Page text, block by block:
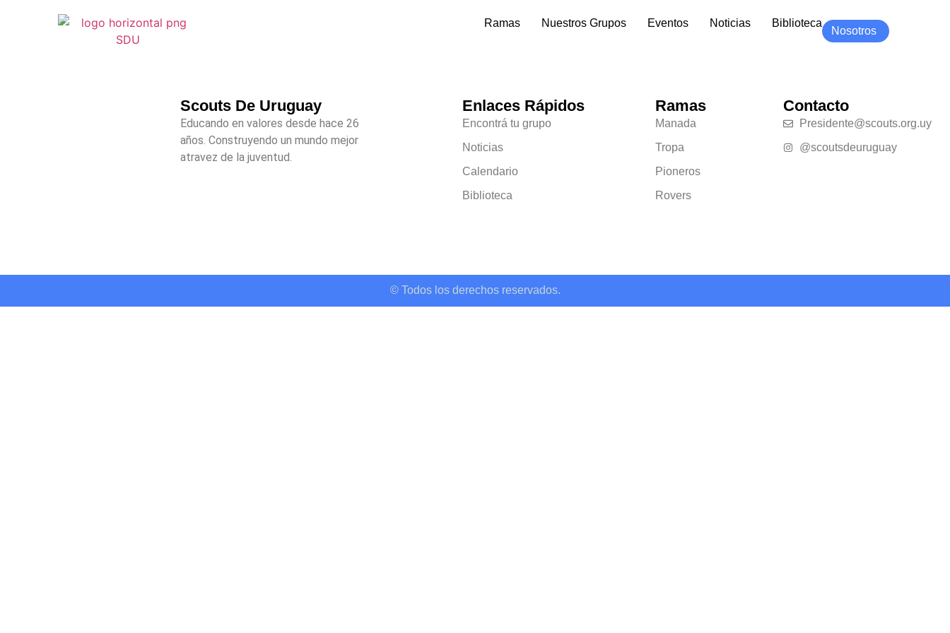
Ramas Nuestros Grupos Eventos Noticias Biblioteca
Nosotros
Scouts De Uruguay
Educando en valores desde hace 26
años. Construyendo un mundo mejor
atravez de la juventud.
Enlaces Rápidos
Encontrá tu grupo
Noticias
Calendario
Biblioteca
Ramas
Manada
Tropa
Pioneros
Rovers
Contacto
Presidente@scouts.org.uy
@scoutsdeuruguay
© Todos los derechos reservados.